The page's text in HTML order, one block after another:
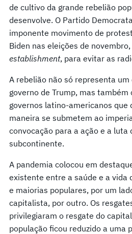
de cultivo da grande rebelião
desenvolve. O Partido
imponente movimento de
Biden nas eleições de
establishment, para evitar as
A rebelião não só representa
governo de Trump, mas
governos latino-americanos que
maneira se submetem ao
convocação para a ação e a luta
subcontinente.
A pandemia colocou em
existente entre a saúde e a vida
e maiorias populares, por um
capitalista, por outro. Os
privilegiaram o resgate do
população ficou reduzido a uma